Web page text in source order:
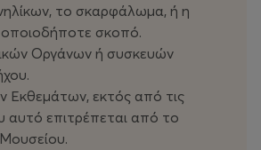
το σκαρφάλωμα, ή η
οποιοδήποτε σκοπό.
Οργάνων ή συσκευών
Εκθεμάτων, εκτός από τις
αυτό επιτρέπεται από το